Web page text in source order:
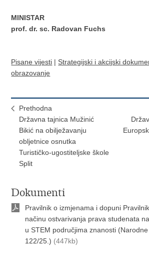
MINISTAR
prof. dr. sc. Radovan Fuchs
Pisane vijesti | Strategijski i akcijski
obrazovanje
Prethodna
Državna tajnica Mužinić
Bikić na obilježavanju
obljetnice osnutka
Turističko-ugostiteljske škole
Split
Dokumenti
Pravilnik o izmjenama i dopuni
načinu ostvarivanja prava studenata
u STEM područjima znanosti
122/25.) (447kb)